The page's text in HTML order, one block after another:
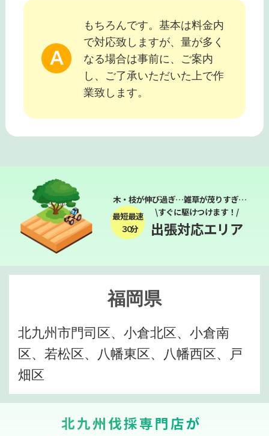
もちろんです。基本は料金内
で対応致しますが、量が多く
なる場合は事前に、ご案内
し、ご了承いただいた上で作
業致します。
木・枝が伸び過ぎ…雑草が茂りすぎ…
最短最速
３０分
\すぐに駆けつけます！/
出張対応エリア
福岡県
北九州市門司区、小倉北区、小倉南
区、若松区、八幡東区、八幡西区、戸
畑区
北九州伐採専門店が